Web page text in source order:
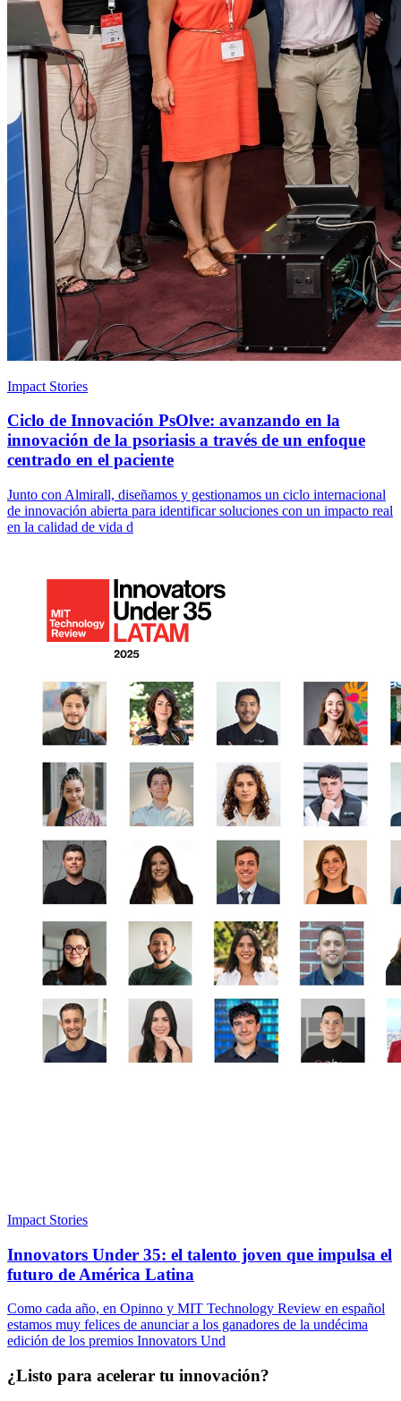
Impact Stories
Ciclo de Innovación PsOlve: avanzando en la
innovación de la psoriasis a través de un enfoque
centrado en el paciente
Junto con Almirall, diseñamos y gestionamos un ciclo internacional
de innovación abierta para identificar soluciones con un impacto real
en la calidad de vida d
Impact Stories
Innovators Under 35: el talento joven que impulsa el
futuro de América Latina
Como cada año, en Opinno y MIT Technology Review en español
estamos muy felices de anunciar a los ganadores de la undécima
edición de los premios Innovators Und
¿Listo para acelerar tu innovación?